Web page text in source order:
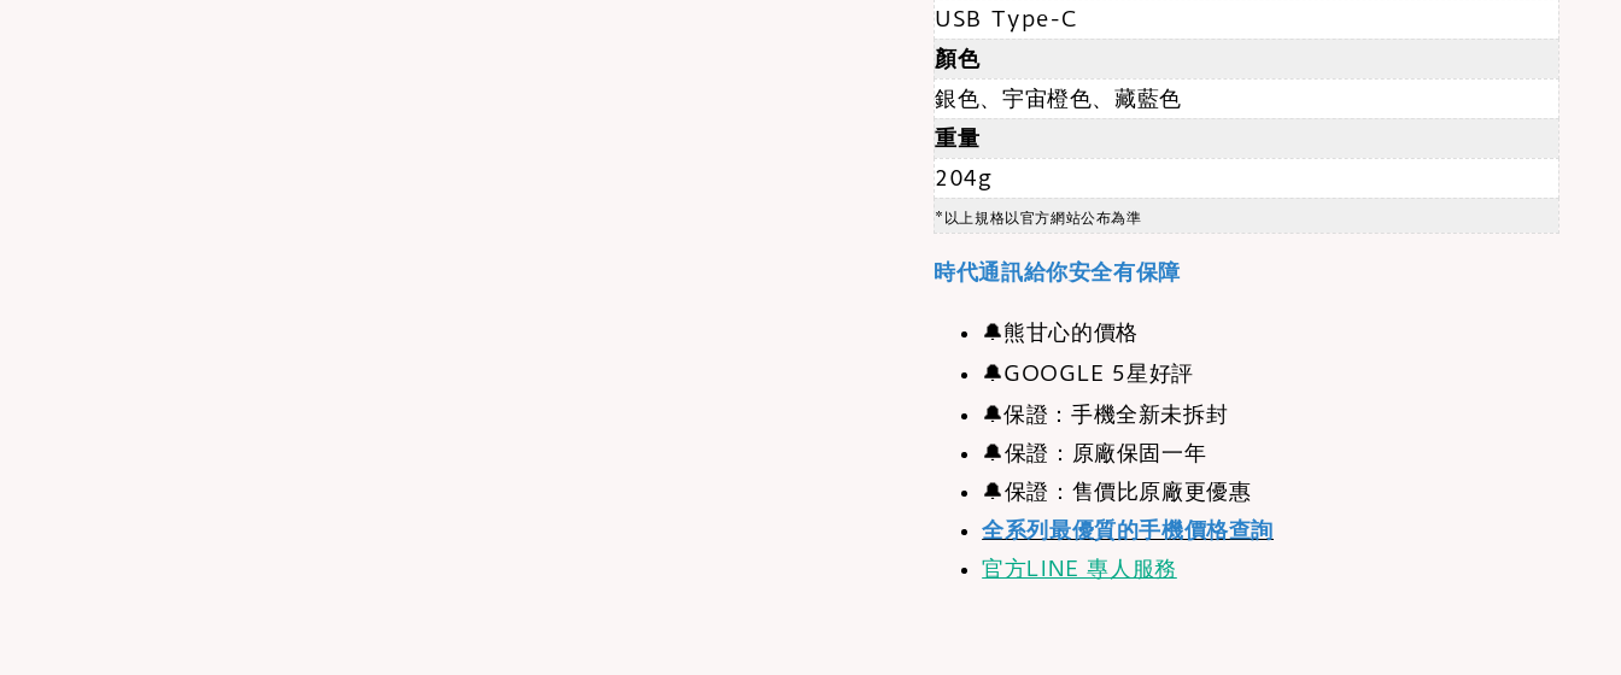
USB Type-C
顏色
銀色、宇宙橙色、藏藍色
重量
204g
*以上規格以官方網站公布為準
時代通訊給你安全有保障
🔔熊甘心的價格
🔔GOOGLE 5星好評
🔔保證：手機全新未拆封
🔔保證：原廠保固一年
🔔保證：售價比原廠更優惠
全系列最優質的手機價格查詢
官方LINE 專人服務